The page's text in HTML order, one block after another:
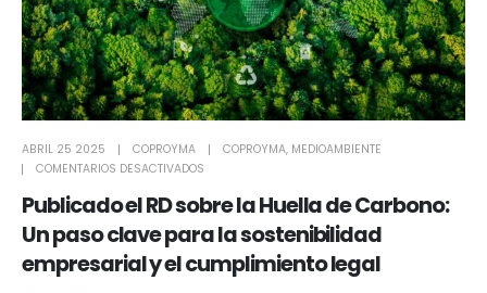
ABRIL 25 2025 COPROYMA COPROYMA, MEDIOAMBIENTE
COMENTARIOS DESACTIVADOS
Publicado el RD sobre la Huella de Carbono:
Un paso clave para la sostenibilidad
empresarial y el cumplimiento legal